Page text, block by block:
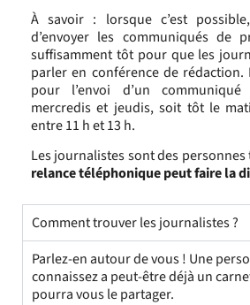
À savoir : lorsque c’est
d’envoyer les communiqués de
suffisamment tôt pour que les
parler en conférence de
pour l’envoi d’un
mercredis et jeudis, soit tôt le
entre 11 h et 13 h.
Les journalistes sont des
relance téléphonique peut faire la
Comment trouver les journalistes ?
Parlez-en autour de vous ! Une
connaissez a peut-être déjà un
pourra vous le partager.